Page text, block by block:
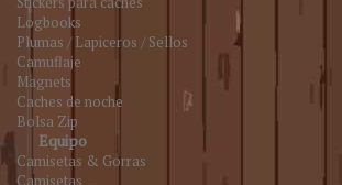
Logbooks
Plumas / Lapiceros / Sellos
Camuflaje
Magnets
Caches de noche
Bolsa Zip
Equipo
Camisetas & Gorras
Camisetas